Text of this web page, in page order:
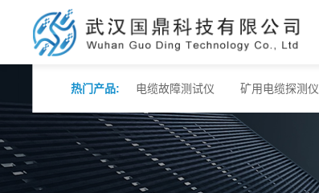
热门产品: 电缆故障测试仪 矿用电缆探测仪